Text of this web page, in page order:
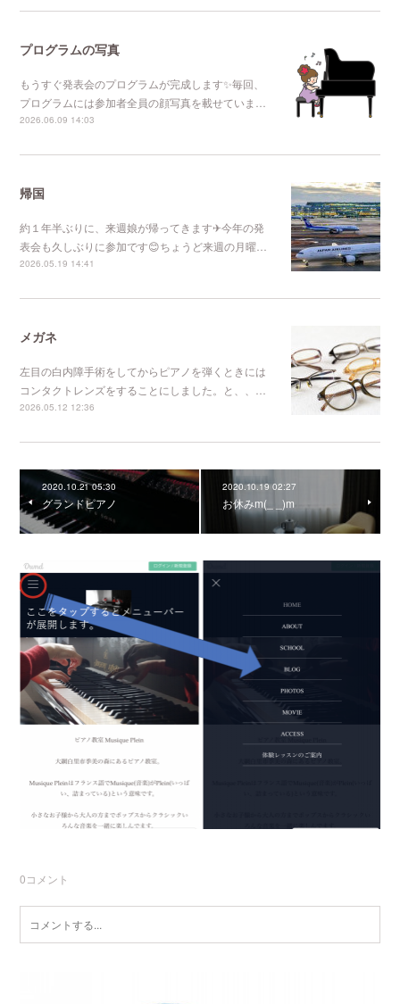
プログラムの写真
もうすぐ発表会のプログラムが完成します✨毎回、
プログラムには参加者全員の顔写真を載せていま…
2026.06.09 14:03
帰国
約１年半ぶりに、来週娘が帰ってきます✈今年の発
表会も久しぶりに参加です😊ちょうど来週の月曜…
2026.05.19 14:41
メガネ
左目の白内障手術をしてからピアノを弾くときには
コンタクトレンズをすることにしました。と、、…
2026.05.12 12:36
2020.10.21 05:30
グランドピアノ
2020.10.19 02:27
お休みm(_ _)m
0コメント